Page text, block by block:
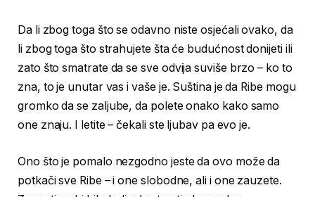
Da li zbog toga što se odavno niste osjećali ovako, da
li zbog toga što strahujete šta će budućnost donijeti ili
zato što smatrate da se sve odvija suviše brzo – ko to
zna, to je unutar vas i vaše je. Suština je da Ribe mogu
gromko da se zaljube, da polete onako kako samo
one znaju. I letite – čekali ste ljubav pa evo je.
Ono što je pomalo nezgodno jeste da ovo može da
potkači sve Ribe – i one slobodne, ali i one zauzete.